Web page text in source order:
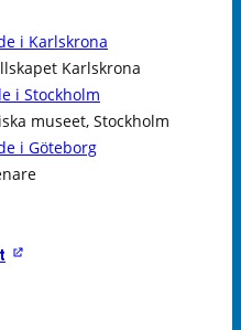
i Karlskrona
Karlskrona
i Stockholm
museet, Stockholm
i Göteborg